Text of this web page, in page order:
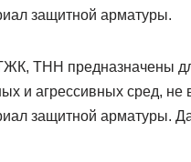
защитной арматуры.
ТНН предназначены
и агрессивных сред,
защитной арматуры.